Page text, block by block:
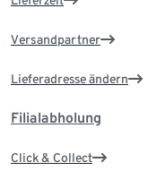
Versandpartner
Lieferadresse ändern
Filialabholung
Click & Collect